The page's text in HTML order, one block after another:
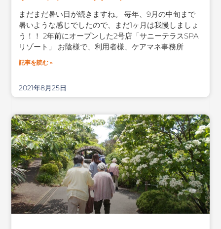
まだまだ暑い日が続きますね。 毎年、9月の中旬まで
暑いような感じでしたので、まだ1ヶ月は我慢しましょ
う！！ 2年前にオープンした2号店「サニーテラスSPA
リゾート」 お陰様で、利用者様、ケアマネ事務所
記事を読む »
2021年8月25日